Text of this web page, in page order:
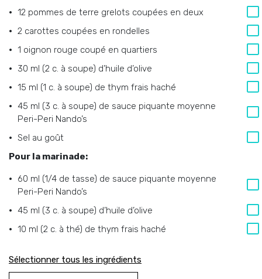
12 pommes de terre grelots coupées en deux
2 carottes coupées en rondelles
1 oignon rouge coupé en quartiers
30 ml (2 c. à soupe) d’huile d’olive
15 ml (1 c. à soupe) de thym frais haché
45 ml (3 c. à soupe) de sauce piquante moyenne
Peri-Peri Nando’s
Sel au goût
Pour la marinade:
60 ml (1/4 de tasse) de sauce piquante moyenne
Peri-Peri Nando’s
45 ml (3 c. à soupe) d’huile d’olive
10 ml (2 c. à thé) de thym frais haché
Sélectionner tous les ingrédients